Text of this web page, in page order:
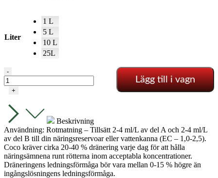
Liter
1 L
5 L
10 L
25L
SHOGUN
Samurai
A+B
mängd
-
+
Lägg till i vagn
Beskrivning
Användning: Rotmatning – Tillsätt 2-4 ml/L av del A och 2-4 ml/L
av del B till din näringsreservoar eller vattenkanna (EC – 1,0-2,5).
Coco kräver cirka 20-40 % dränering varje dag för att hålla
näringsämnena runt rötterna inom acceptabla koncentrationer.
Dräneringens ledningsförmåga bör vara mellan 0-15 % högre än
ingångslösningens ledningsförmåga.